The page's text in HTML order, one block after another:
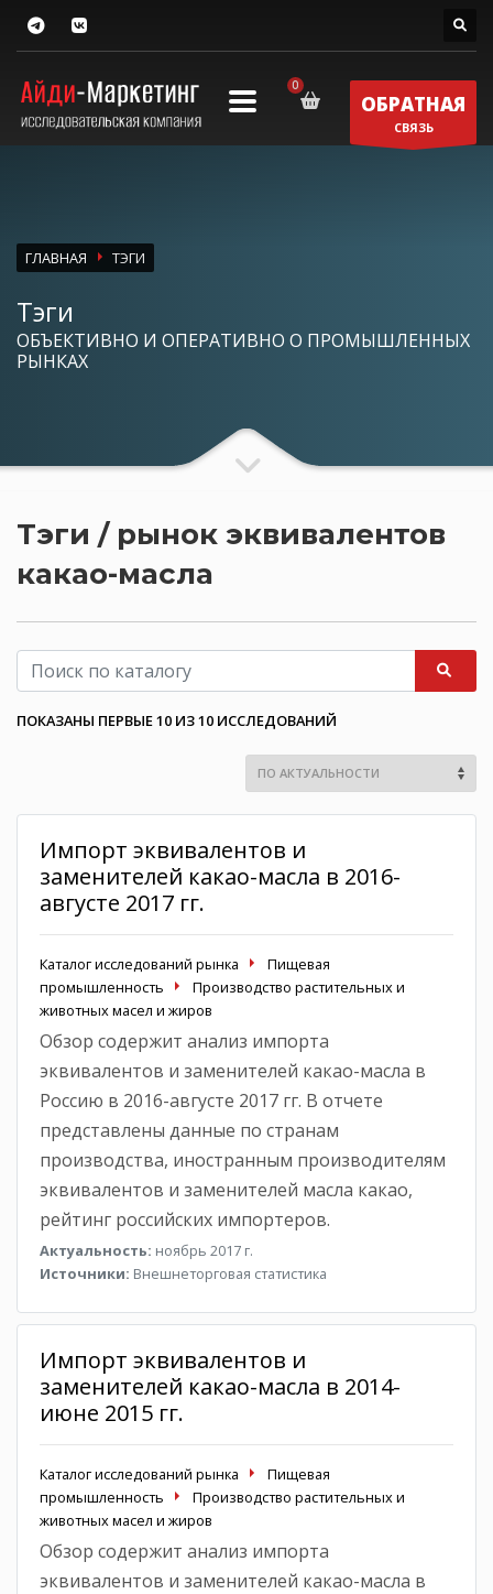
ОБРАТНАЯ
СВЯЗЬ
ГЛАВНАЯ ТЭГИ
Тэги
ОБЪЕКТИВНО И ОПЕРАТИВНО О ПРОМЫШЛЕННЫХ
РЫНКАХ
Тэги / рынок эквивалентов
какао-масла
ПОКАЗАНЫ ПЕРВЫЕ 10 ИЗ 10 ИССЛЕДОВАНИЙ
Импорт эквивалентов и
заменителей какао-масла в 2016-
августе 2017 гг.
Каталог исследований рынка
Пищевая
промышленность
Производство растительных и
животных масел и жиров
Обзор содержит анализ импорта
эквивалентов и заменителей какао-масла в
Россию в 2016-августе 2017 гг. В отчете
представлены данные по странам
производства, иностранным производителям
эквивалентов и заменителей масла какао,
рейтинг российских импортеров.
Актуальность: ноябрь 2017 г.
Источники: Внешнеторговая статистика
Импорт эквивалентов и
заменителей какао-масла в 2014-
июне 2015 гг.
Каталог исследований рынка
Пищевая
промышленность
Производство растительных и
животных масел и жиров
Обзор содержит анализ импорта
эквивалентов и заменителей какао-масла в